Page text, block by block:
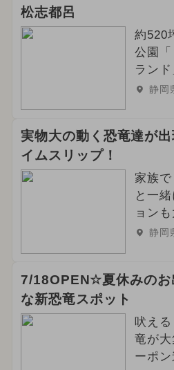
松志都呂
約520
公園
ランド
静岡
実物大の動く恐竜達が
イムスリップ！
家族
と一
ョン
静岡
7/18OPEN☆夏休みのお
な新恐竜スポット
吠え
竜が大
ーポ